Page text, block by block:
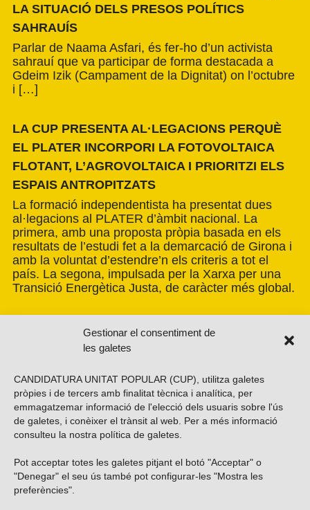
Gestionar el consentiment de
les galetes
CANDIDATURA UNITAT POPULAR (CUP), utilitza galetes
pròpies i de tercers amb finalitat tècnica i analítica, per
emmagatzemar informació de l'elecció dels usuaris sobre l'ús
de galetes, i conèixer el trànsit al web. Per a més informació
consulteu la nostra política de galetes
Pot acceptar totes les galetes pitjant el botó "Acceptar" o
"Denegar" el seu ús també pot configurar-les "Mostra les
preferències".
LA SITUACIÓ DELS PRESOS POLÍTICS
SAHRAUÍS
Parlar de Naama Asfari, és fer-ho d’un activista
sahrauí que va participar de forma destacada a
Gdeim Izik (Campament de la Dignitat) on l’octubre
i […]
LA CUP PRESENTA AL·LEGACIONS PERQUÈ
EL PLATER INCORPORI LA FOTOVOLTAICA
FLOTANT, L’AGROVOLTAICA I PRIORITZI ELS
ESPAIS ANTROPITZATS
La formació independentista ha presentat dues
al·legacions al PLATER d’àmbit nacional. La
primera, amb una proposta pròpia basada en els
resultats de l’estudi fet a la demarcació de Girona i
amb la voluntat d’estendre’n els criteris a tot el
país. La segona, impulsada per la Xarxa per una
Transició Energètica Justa, de caràcter més global.
Vols subscriure’t al nostre butlletí?